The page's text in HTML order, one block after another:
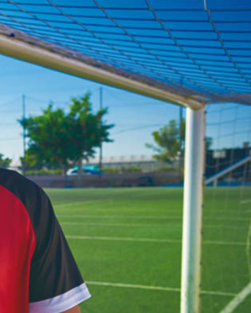
رسمی
لوآنوی
در
ایران
خوش
آمدید
/
luanvi